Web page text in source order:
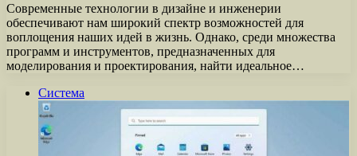
Современные технологии в дизайне и инженерии
обеспечивают нам широкий спектр возможностей для
воплощения наших идей в жизнь. Однако, среди множества
программ и инструментов, предназначенных для
моделирования и проектирования, найти идеальное…
Система